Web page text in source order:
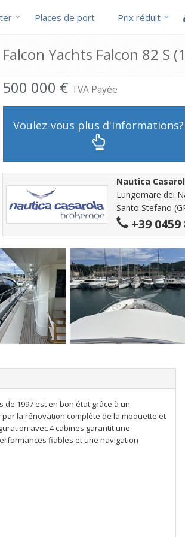
Places de port Prix réduit
Falcon Yachts Falcon 82 S
500 000 € TVA Payée
Voulez-vous plus d'informations?
Nautica
Lungomare dei
Santo Stefano
+39 0459
de 1997 est en bon état grâce à un
par la rénovation complète de la moquette et
avec 4 cabines garantit une
fiables et une navigation